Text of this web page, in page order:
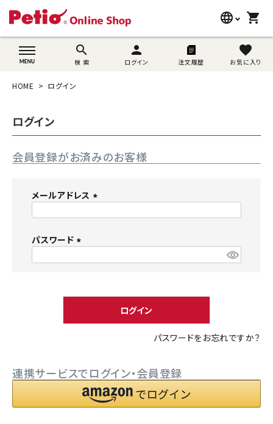
language
wovn-lang-name
shopping_cart
search
検 索
person
ログイン 注文履歴
favorite
お気に入り
search
うさぎ用品
ブランド別に探す
目的別に探す
SNS
ようこそ ゲスト 様
person 新規会員登録
HOME ログイン
ログイン
会員登録がお済みのお客様
メールアドレス
パスワード
)
ログイン
パスワードをお忘れですか？
連携サービスでログイン・会員登録